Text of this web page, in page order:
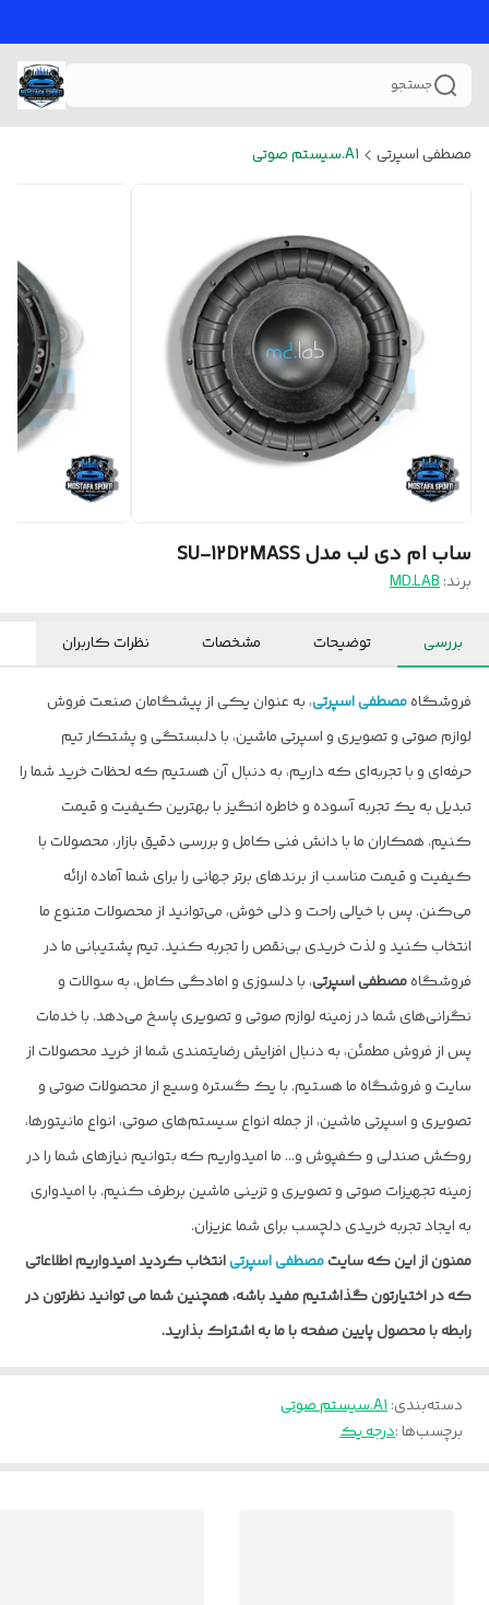
جستجو
مصطفی اسپرتی A1.سیستم صوتی
ساب ام دی لب مدل SU-12D2MASS
برند:MD.LAB
بررسی توضیحات مشخصات نظرات کاربران
فروشگاهمصطفی اسپرتی، به عنوان یکی از پیشگامان صنعت فروش
لوازم صوتی و تصویری و اسپرتی ماشین، با دلبستگی و پشتکار تیم
حرفه‌ای و با تجربه‌ای که داریم، به دنبال آن هستیم که لحظات خرید شما را
تبدیل به یک تجربه آسوده و خاطره انگیز با بهترین کیفیت و قیمت
کنیم. همکاران ما با دانش فنی کامل و بررسی دقیق بازار، محصولات با
کیفیت و قیمت مناسب از برندهای برتر جهانی را برای شما آماده ارائه
می‌کنن. پس با خیالی راحت و دلی خوش، می‌توانید از محصولات متنوع ما
انتخاب کنید و لذت خریدی بی‌نقص را تجربه کنید. تیم پشتیبانی ما در
فروشگاهمصطفی اسپرتی، با دلسوزی و امادگی کامل، به سوالات و
نگرانی‌های شما در زمینه لوازم صوتی و تصویری پاسخ می‌دهد. با خدمات
پس از فروش مطمئن، به دنبال افزایش رضایتمندی شما از خرید محصولات از
سایت و فروشگاه ما هستیم. با یک گستره وسیع از محصولات صوتی و
تصویری و اسپرتی ماشین، از جمله انواع سیستم‌های صوتی، انواع مانیتورها،
روکش صندلی و کفپوش و… ما امیدواریم که بتوانیم نیازهای شما را در
زمینه تجهیزات صوتی و تصویری و تزینی ماشین برطرف کنیم. با امیدواری
به ایجاد تجربه خریدی دلچسب برای شما عزیزان.
ممنون از این که سایتمصطفی اسپرتیانتخاب کردید امیدواریم اطلاعاتی
که در اختیارتون گذاشتیم مفید باشه، همچنین شما می توانید نظرتون در
رابطه با محصول پایین صفحه با ما به اشتراک بذارید.
دسته‌بندی:A1.سیستم صوتی
برچسب‌ها :درجه یک